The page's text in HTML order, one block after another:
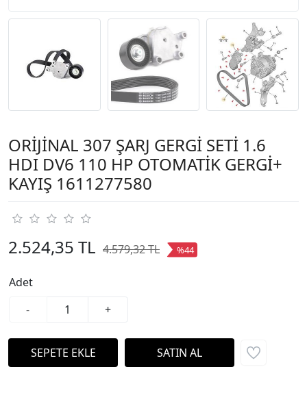
ORİJİNAL 307 ŞARJ GERGİ SETİ 1.6
HDI DV6 110 HP OTOMATİK GERGİ+
KAYIŞ 1611277580
2.524,35 TL 4.579,32 TL %44
Adet
-
+